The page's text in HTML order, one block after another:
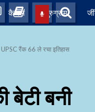
कैथल गुरुग्राम
UPSC रैंक 66 ले रचा इतिहास
बेटी बनी